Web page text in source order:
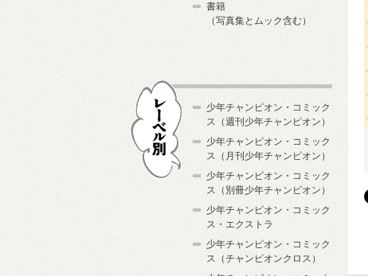
書籍
（写真集とムック含む）
少年チャンピオン・コミック
ス（週刊少年チャンピオン）
少年チャンピオン・コミック
ス（月刊少年チャンピオン）
少年チャンピオン・コミック
ス（別冊少年チャンピオン）
少年チャンピオン・コミック
ス・エクストラ
少年チャンピオン・コミック
ス（チャンピオンクロス）